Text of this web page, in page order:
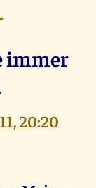
immer
20:20